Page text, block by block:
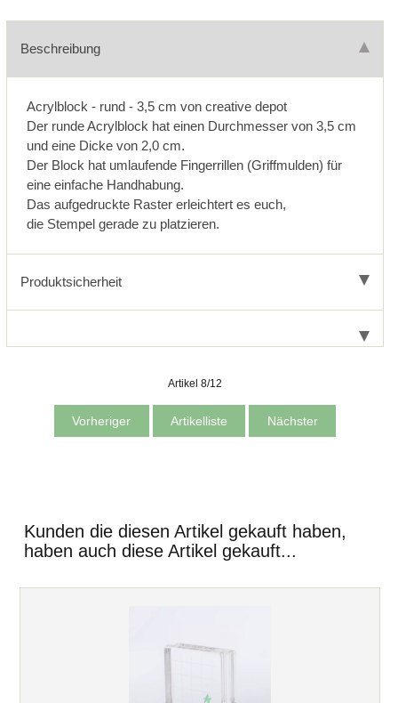
Beschreibung
Acrylblock - rund - 3,5 cm von creative depot
Der runde Acrylblock hat einen Durchmesser von 3,5 cm
und eine Dicke von 2,0 cm.
Der Block hat umlaufende Fingerrillen (Griffmulden) für
eine einfache Handhabung.
Das aufgedruckte Raster erleichtert es euch,
die Stempel gerade zu platzieren.
Produktsicherheit
Artikel 8/12
Vorheriger Artikelliste Nächster
Kunden die diesen Artikel gekauft haben,
haben auch diese Artikel gekauft...